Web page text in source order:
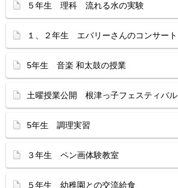
５年生 理科 流れる水の実験
１、２年生 エバリーさんのコンサート
5年生 音楽 和太鼓の授業
土曜授業公開 根津っ子フェスティバル
5年生 調理実習
３年生 ペン画体験教室
５年生 幼稚園との交流給食